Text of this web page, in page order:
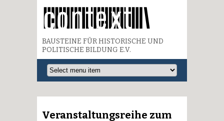
BAUSTEINE FÜR HISTORISCHE UND
POLITISCHE BILDUNG E.V.
Veranstaltungsreihe zum